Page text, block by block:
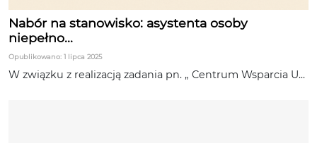
Nabór na stanowisko: asystenta osoby
niepełno...
Opublikowano: 1 lipca 2025
W związku z realizacją zadania pn. „ Centrum Wsparcia U...